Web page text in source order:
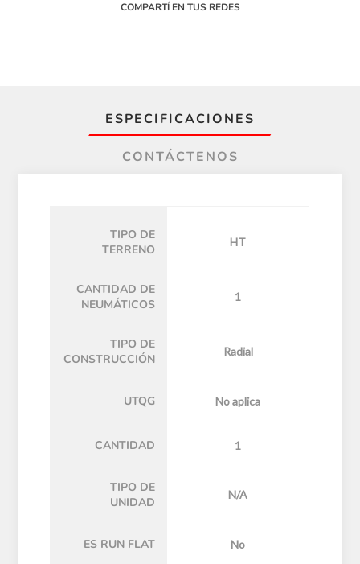
COMPARTÍ EN TUS REDES
ESPECIFICACIONES
CONTÁCTENOS
TIPO DE
TERRENO
HT
CANTIDAD DE
NEUMÁTICOS
1
TIPO DE
CONSTRUCCIÓN
Radial
UTQG No aplica
CANTIDAD 1
TIPO DE
UNIDAD
N/A
ES RUN FLAT No